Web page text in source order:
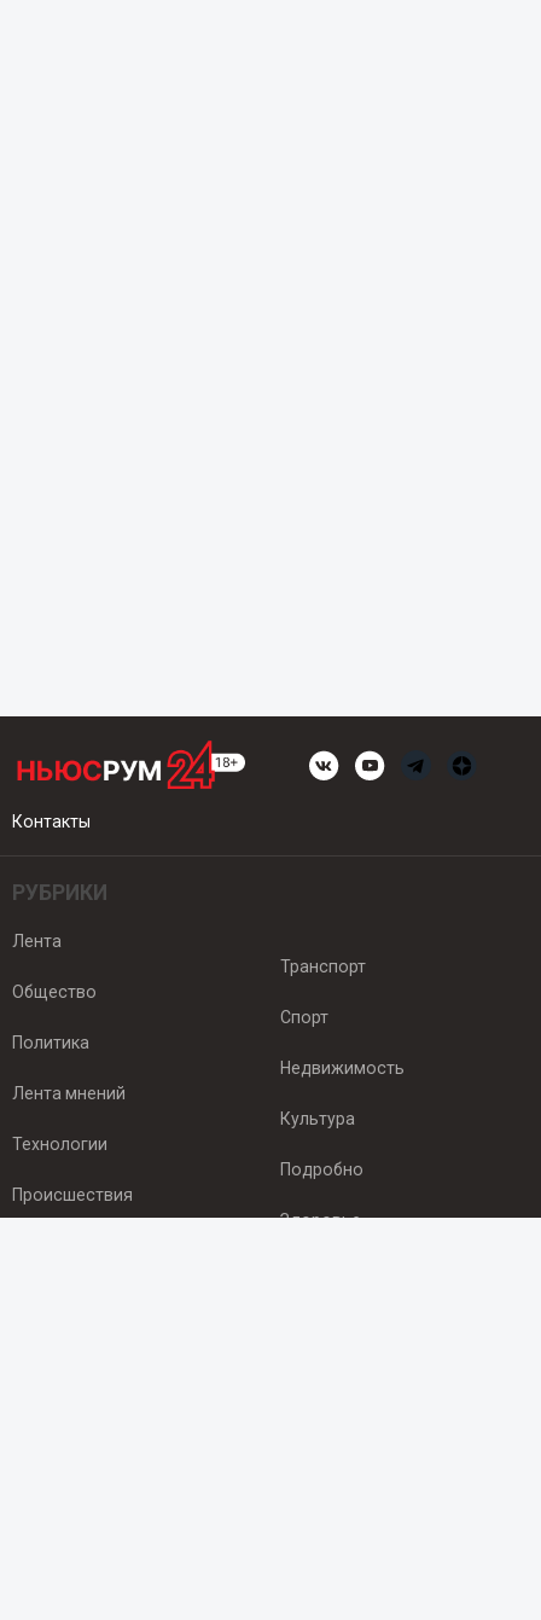
Контакты
РУБРИКИ
Лента
Общество
Политика
Лента мнений
Технологии
Происшествия
Транспорт
Спорт
Недвижимость
Культура
Подробно
Здоровье